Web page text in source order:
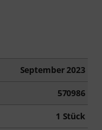
September 2023
570986
1 Stück